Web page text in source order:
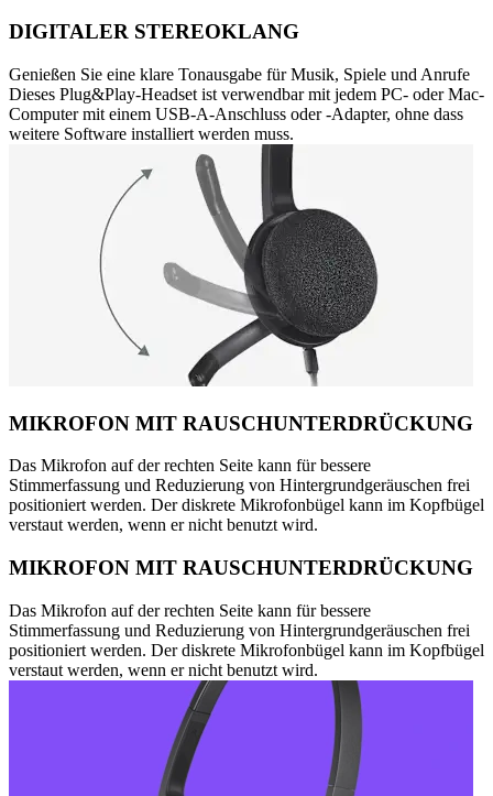
DIGITALER STEREOKLANG
Genießen Sie eine klare Tonausgabe für Musik, Spiele und Anrufe
Dieses Plug&Play-Headset ist verwendbar mit jedem PC- oder Mac-
Computer mit einem USB-A-Anschluss oder -Adapter, ohne dass
weitere Software installiert werden muss.
MIKROFON MIT RAUSCHUNTERDRÜCKUNG
Das Mikrofon auf der rechten Seite kann für bessere
Stimmerfassung und Reduzierung von Hintergrundgeräuschen frei
positioniert werden. Der diskrete Mikrofonbügel kann im Kopfbügel
verstaut werden, wenn er nicht benutzt wird.
MIKROFON MIT RAUSCHUNTERDRÜCKUNG
Das Mikrofon auf der rechten Seite kann für bessere
Stimmerfassung und Reduzierung von Hintergrundgeräuschen frei
positioniert werden. Der diskrete Mikrofonbügel kann im Kopfbügel
verstaut werden, wenn er nicht benutzt wird.